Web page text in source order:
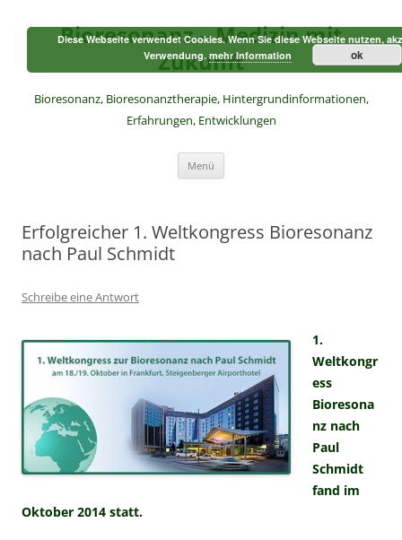
springenBioresonanz – Medizin mit
Zukunft
Bioresonanz, Bioresonanztherapie, Hintergrundinformationen,
Erfahrungen, Entwicklungen
Menü
Erfolgreicher 1. Weltkongress Bioresonanz
nach Paul Schmidt
Schreibe eine Antwort
1.
Weltkongr
ess
Bioresona
nz nach
Paul
Schmidt
fand im
Oktober 2014 statt.
Diese Webseite verwendet Cookies. Wenn Sie diese Webseite nutzen,
Verwendung.mehr Information ok